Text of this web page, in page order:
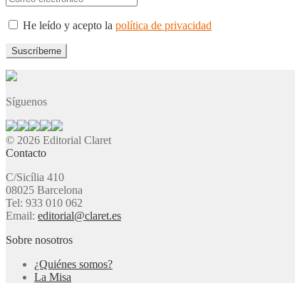
He leído y acepto la política de privacidad
Síguenos
© 2026 Editorial Claret
Contacto
C/Sicília 410
08025 Barcelona
Tel: 933 010 062
Email: editorial@claret.es
Sobre nosotros
¿Quiénes somos?
La Misa